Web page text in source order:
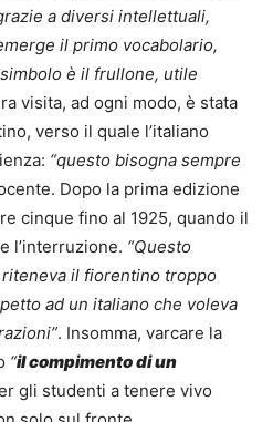
a diversi intellettuali,
il primo vocabolario,
è il frullone, utile
visita, ad ogni modo, è stata
verso il quale l’italiano
“questo bisogna sempre
Dopo la prima edizione
cinque fino al 1925, quando il
l’interruzione. “Questo
il fiorentino troppo
ad un italiano che voleva
. Insomma, varcare la
“il compimento di un
gli studenti a tenere vivo